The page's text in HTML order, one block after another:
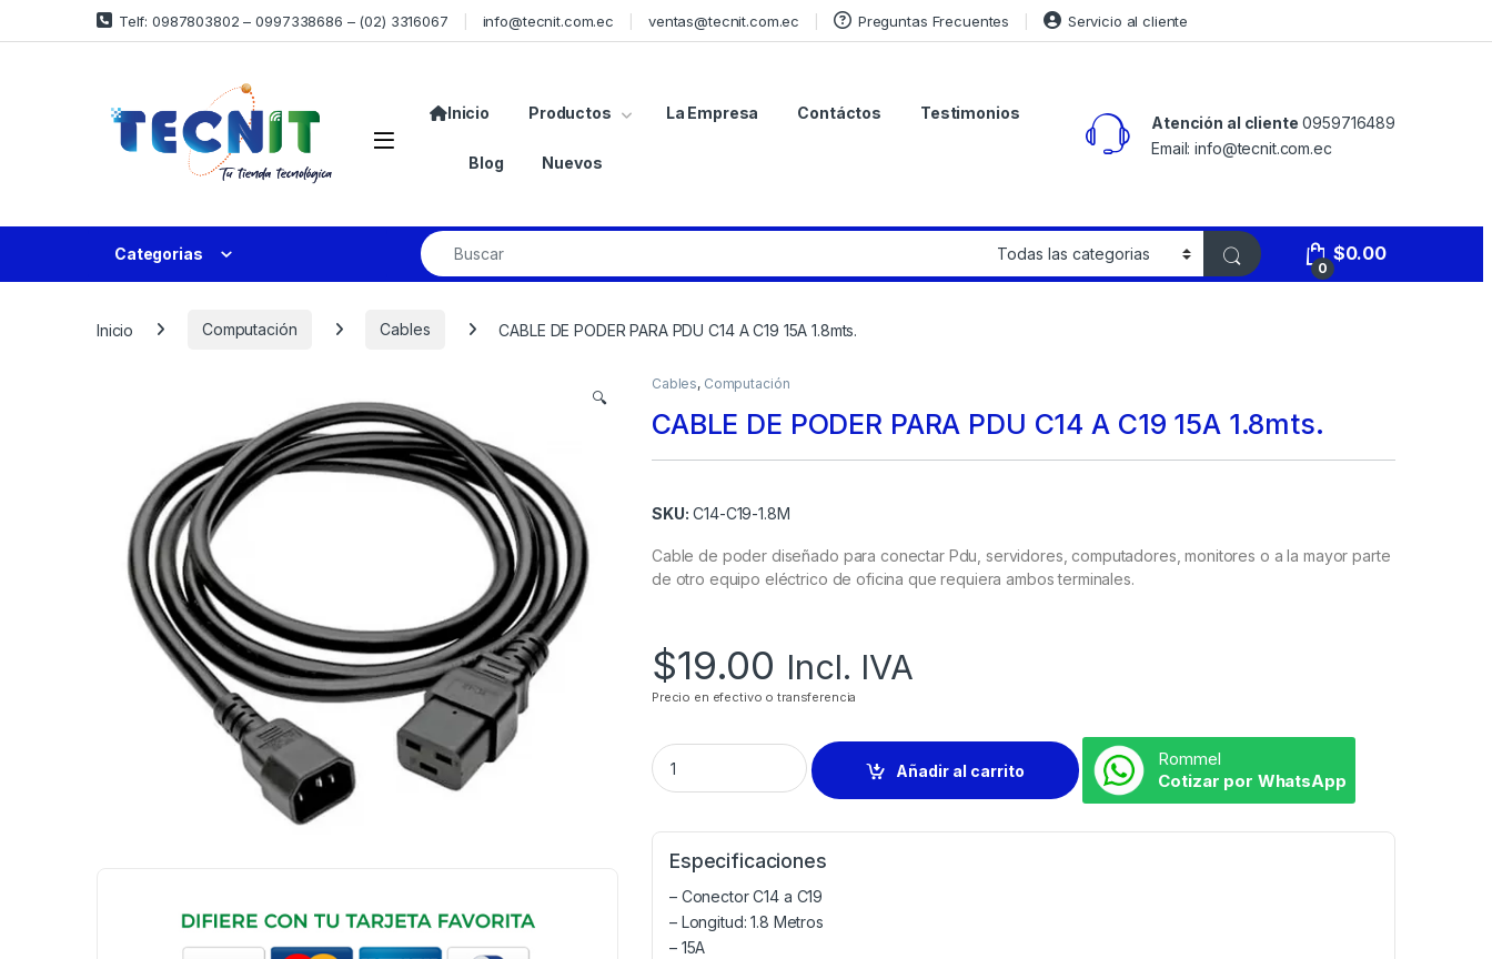
Telf: 0987803802 – 0997338686 – (02) 3316067 info@tecnit.com.ec ventas@tecnit.com.ec Preguntas Frecuentes Servicio al cliente
Inicio Productos La Empresa Contáctos Testimonios
Blog Nuevos
Atención al cliente 0959716489
Email: info@tecnit.com.ec
Categorias
0
$0.00
Inicio Computación Cables CABLE DE PODER PARA PDU C14 A C19 15A 1.8mts.
🔍
Cables, Computación
CABLE DE PODER PARA PDU C14 A C19 15A 1.8mts.
SKU: C14-C19-1.8M
Cable de poder diseñado para conectar Pdu, servidores, computadores, monitores o a la mayor parte
de otro equipo eléctrico de oficina que requiera ambos terminales.
$19.00 Incl. IVA
Precio en efectivo o transferencia
Añadir al carrito
Rommel
Cotizar por WhatsApp
Especificaciones
– Conector C14 a C19
– Longitud: 1.8 Metros
– 15A